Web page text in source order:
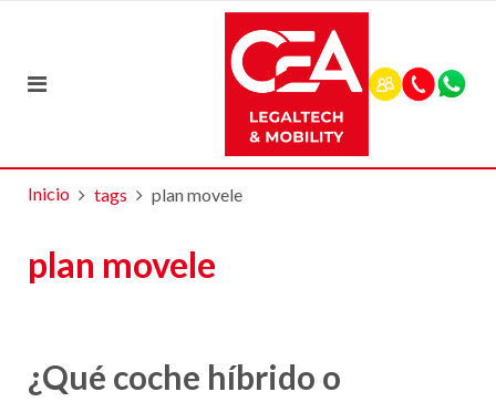
Inicio tags plan movele
plan movele
¿Qué coche híbrido o